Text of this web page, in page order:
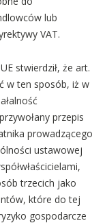
lub
VAT.
stwierdził, że art.
w ten sposób, iż w
przepis
prowadzącego
ustawowej
trzecich jako
które do tej
gospodarcze